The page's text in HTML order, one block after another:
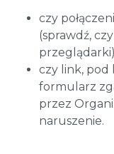
czy
(sprawdź,
czy link, pod
formularz
przez
naruszenie.